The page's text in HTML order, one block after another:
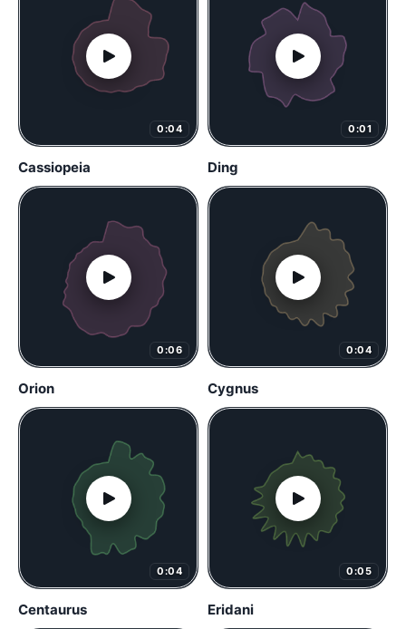
0:04
Cassiopeia
0:01
Ding
0:06
Orion
0:04
Cygnus
0:04
Centaurus
0:05
Eridani